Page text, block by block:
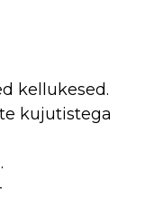
kellukesed.
kujutistega